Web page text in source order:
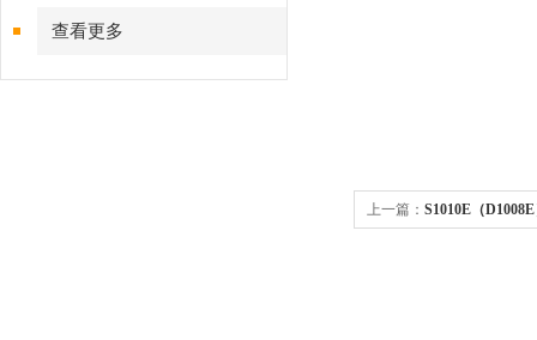
查看更多
上一篇： S1010E（